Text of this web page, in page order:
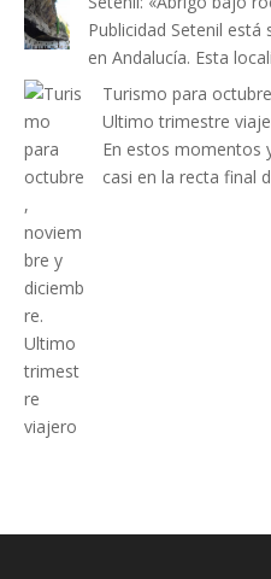
Publicidad Setenil
en Andalucía. Esta
Turismo para
Ultimo trimestre
En estos momentos
casi en la recta final